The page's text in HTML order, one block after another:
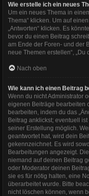
Wie erstelle ich ein neues
Um ein neues Thema in
Thema“ klicken. Um auf
„Antworten“ klicken. Es
bevor du einen Beitrag
am Ende der Foren- und der
neue Themen erstellen“, „Du
Nach oben
Wie kann ich einen Beitrag
Wenn du nicht Administrator
eigenen Beiträge bearbeiten
bearbeiten, indem du das
Beitrag anklickst; eventuell
seiner Erstellung möglich.
geantwortet hat, wird dein
gekennzeichnet. Es wird
Bearbeitungen angezeigt.
niemand auf deinen Beitrag
oder Moderator deinen
sie es für nötig halten, eine
überarbeitet wurde. Bitte
nicht löschen können, wenn